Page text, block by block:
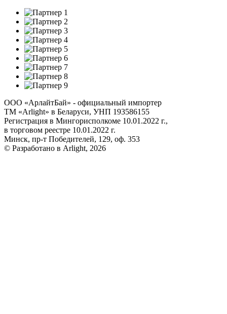
ООО «АрлайтБай» - официальный импортер
ТМ «Arlight» в Беларуси, УНП 193586155
Регистрация в Мингорисполкоме 10.01.2022 г.,
в торговом реестре 10.01.2022 г.
Минск, пр-т Победителей, 129, оф. 353
© Разработано в Arlight, 2026